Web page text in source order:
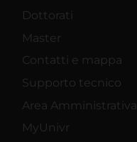
Dottorati
Master
Contatti e mappa
Supporto tecnico
Area Amministrativa
MyUnivr